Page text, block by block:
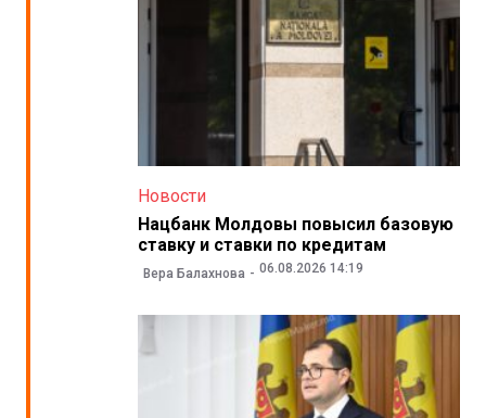
Новости
Нацбанк Молдовы повысил базовую
ставку и ставки по кредитам
Вера Балахнова 06.08.2026 14:19